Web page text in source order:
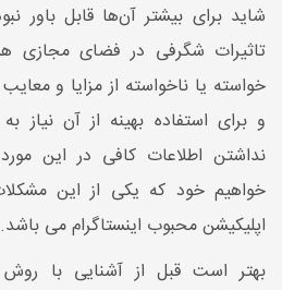
شاید برای بیشتر آن‌ها قابل باور
تاثیرات شگرفی در فضای مجازی
خواسته یا ناخواسته از مزایا و
و برای استفاده بهینه از آن نیاز
نداشتن اطلاعات کافی در این
خواهیم خود که یکی از این
اپلیکیشن محبوب اینستاگرام می باشد.
بهتر است قبل از آشنایی با